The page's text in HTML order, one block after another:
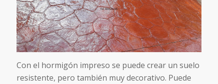
Con el hormigón impreso se puede crear un suelo
resistente, pero también muy decorativo. Puede